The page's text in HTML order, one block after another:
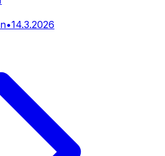
•14.3.2026